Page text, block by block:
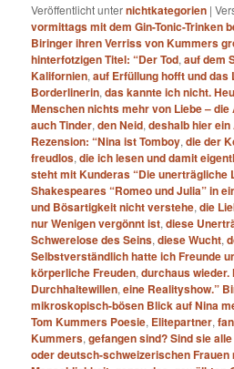
Veröffentlicht unternichtkategorien |
vormittags mit dem Gin-​Tonic-​Trinken
Biringer ihren Verriss von Kummers
hinterfotzigen Titel: “Der Tod,auf dem
Kalifornien,auf Erfüllung hofft und das
Borderlinerin,das kannte ich nicht.
Menschen nichts mehr von Liebe –
auch Tinder,den Neid,deshalb hier
Rezension: “Nina ist Tomboy,die der
freudlos,die ich lesen und damit
steht mit Kunderas “Die unerträgliche
Shakespeares “Romeo und Julia” in
und Bösartigkeit nicht verstehe,die
nur Wenigen vergönnt ist,diese
Schwerelose des Seins,diese Wucht,
Selbstverständlich hatte ich Freunde
körperliche Freuden,durchaus wieder.
Durchhaltewillen,eine Realityshow.”
mikroskopisch-​bösen Blick auf Nina
Tom Kummers Poesie, Elitepartner,
Kummers,gefangen sind? Sind sie
oder deutsch-​schweizerischen Frauen